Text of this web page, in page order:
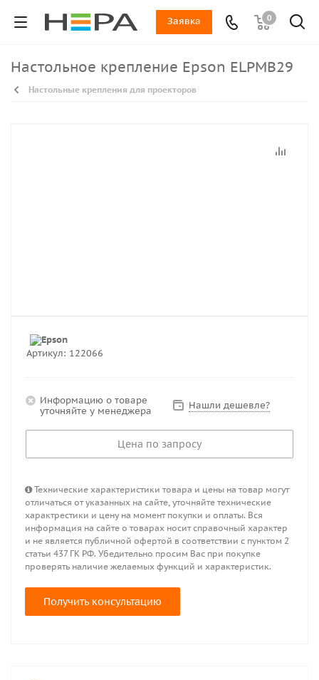
0
Заявка
Настольное крепление Epson ELPMB29
Настольные крепления для проекторов
Артикул: 122066
Информацию о товаре
уточняйте у менеджера
Нашли дешевле?
Цена по запросу
Технические характеристики товара и цены на товар могут
отличаться от указанных на сайте, уточняйте технические
характрестики и цену на момент покупки и оплаты. Вся
информация на сайте о товарах носит справочный характер
и не является публичной офертой в соответствии с пунктом 2
статьи 437 ГК РФ. Убедительно просим Вас при покупке
проверять наличие желаемых функций и характеристик.
Получить консультацию